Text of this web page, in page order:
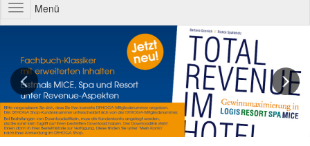
Toggle
navigation
Menü
Previous Next